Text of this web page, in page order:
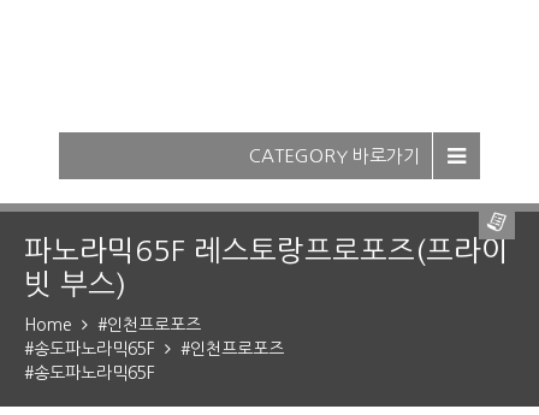
CATEGORY 바로가기
- 조회하기
파노라믹65F 레스토랑프로포즈(프라이
빗 부스)
Home
#인천프로포즈
#송도파노라믹65F
#인천프로포즈
#송도파노라믹65F